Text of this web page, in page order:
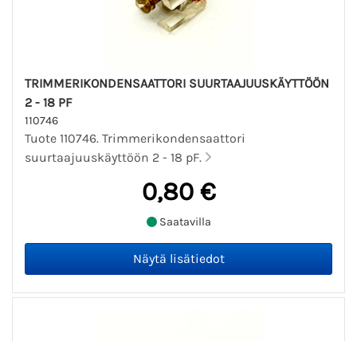
TRIMMERIKONDENSAATTORI SUURTAAJUUSKÄYTTÖÖN
2 - 18 PF
110746
Tuote 110746. Trimmerikondensaattori
suurtaajuuskäyttöön 2 - 18 pF.
0,80 €
Saatavilla